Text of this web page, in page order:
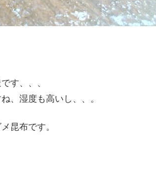
す、、、
、湿度も高いし、、。
昆布です。